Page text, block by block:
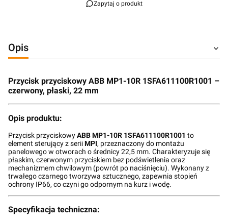
Zapytaj o produkt
Opis
Przycisk przyciskowy ABB MP1-10R 1SFA611100R1001 –
czerwony, płaski, 22 mm
Opis produktu:
Przycisk przyciskowyABB MP1-10R 1SFA611100R1001 to
element sterujący z seriiMPI, przeznaczony do montażu
panelowego w otworach o średnicy 22,5 mm. Charakteryzuje się
płaskim, czerwonym przyciskiem bez podświetlenia oraz
mechanizmem chwilowym (powrót po naciśnięciu). Wykonany z
trwałego czarnego tworzywa sztucznego, zapewnia stopień
ochrony IP66, co czyni go odpornym na kurz i wodę.
Specyfikacja techniczna: